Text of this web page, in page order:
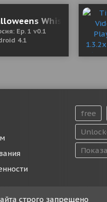
Whispered
Ep. 1 v0.1
4.1
free
строго запрещено